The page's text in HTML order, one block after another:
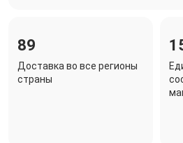
89
Доставка во все регионы
страны